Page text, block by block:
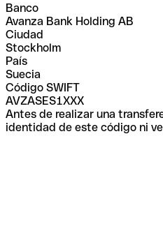
Banco
Avanza Bank Holding AB
Ciudad
Stockholm
País
Suecia
Código SWIFT
AVZASES1XXX
Antes de realizar una
identidad de este código ni